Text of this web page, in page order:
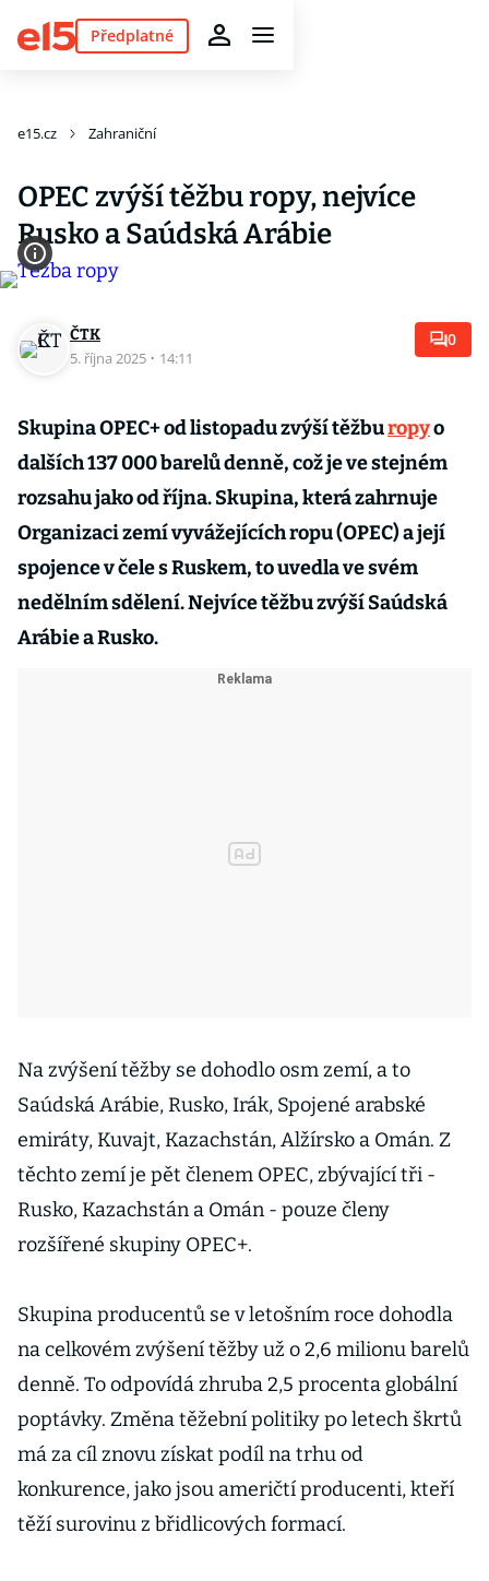
Předplatné
e15.cz Zahraniční
OPEC zvýší těžbu ropy, nejvíce
Rusko a Saúdská Arábie
ČTK
5. října 2025 · 14:11
0
Skupina OPEC+ od listopadu zvýší těžburopyo
dalších 137 000 barelů denně, což je ve stejném
rozsahu jako od října. Skupina, která zahrnuje
Organizaci zemí vyvážejících ropu (OPEC) a její
spojence v čele s Ruskem, to uvedla ve svém
nedělním sdělení. Nejvíce těžbu zvýší Saúdská
Arábie a Rusko.
Na zvýšení těžby se dohodlo osm zemí, a to
Saúdská Arábie, Rusko, Irák, Spojené arabské
emiráty, Kuvajt, Kazachstán, Alžírsko a Omán. Z
těchto zemí je pět členem OPEC, zbývající tři -
Rusko, Kazachstán a Omán - pouze členy
rozšířené skupiny OPEC+.
Skupina producentů se v letošním roce dohodla
na celkovém zvýšení těžby už o 2,6 milionu barelů
denně. To odpovídá zhruba 2,5 procenta globální
poptávky. Změna těžební politiky po letech škrtů
má za cíl znovu získat podíl na trhu od
konkurence, jako jsou američtí producenti, kteří
těží surovinu z břidlicových formací.